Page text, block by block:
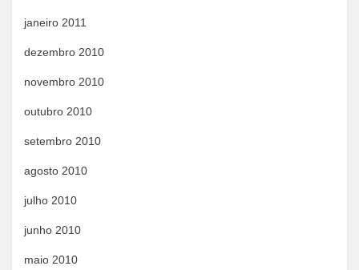
janeiro 2011
dezembro 2010
novembro 2010
outubro 2010
setembro 2010
agosto 2010
julho 2010
junho 2010
maio 2010